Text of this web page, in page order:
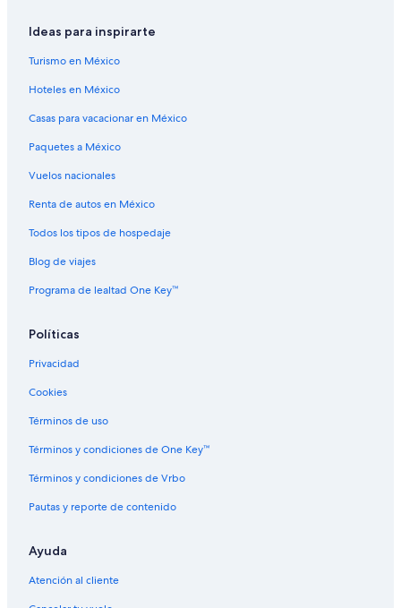
Ideas para inspirarte
Turismo en México
Hoteles en México
Casas para vacacionar en México
Paquetes a México
Vuelos nacionales
Renta de autos en México
Todos los tipos de hospedaje
Blog de viajes
Programa de lealtad One Key™
Políticas
Privacidad
Cookies
Términos de uso
Términos y condiciones de One Key™
Términos y condiciones de Vrbo
Pautas y reporte de contenido
Ayuda
Atención al cliente